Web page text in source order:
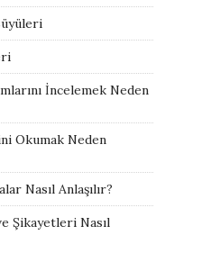
İncelemek Neden
Okumak Neden
Nasıl Anlaşılır?
Şikayetleri Nasıl